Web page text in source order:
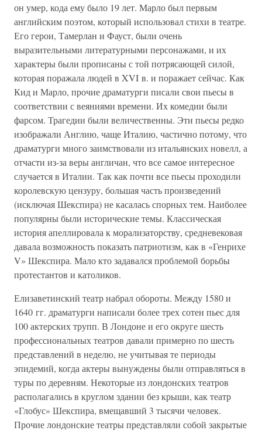
он умер, кода ему было 19 лет. Марло был первым
английским поэтом, который использовал стихи в театре.
Его герои, Тамерлан и Фауст, были очень
выразительными литературными персонажами, и их
характеры были прописаны с той потрясающей силой,
которая поражала людей в XVI в. и поражает сейчас. Как
Кид и Марло, прочие драматурги писали свои пьесы в
соответствии с веяниями времени. Их комедии были
фарсом. Трагедии были величественны. Эти пьесы редко
изображали Англию, чаще Италию, частично потому, что
драматурги много заимствовали из итальянских новелл, а
отчасти из-за веры англичан, что все самое интересное
случается в Италии. Так как почти все пьесы проходили
королевскую цензуру, большая часть произведений
(исключая Шекспира) не касалась спорных тем. Наиболее
популярны были исторические темы. Классическая
история апеллировала к морализаторству, средневековая
давала возможность показать патриотизм, как в «Генрихе
V» Шекспира. Мало кто задавался проблемой борьбы
протестантов и католиков.
Елизаветинский театр набрал обороты. Между 1580 и
1640 гг. драматурги написали более трех сотен пьес для
100 актерских трупп. В Лондоне и его округе шесть
профессиональных театров давали примерно по шесть
представлений в неделю, не учитывая те периоды
эпидемий, когда актеры вынуждены были отправляться в
туры по деревням. Некоторые из лондонских театров
располагались в круглом здании без крыши, как театр
«Глобус» Шекспира, вмещавший 3 тысячи человек.
Прочие лондонские театры представляли собой закрытые